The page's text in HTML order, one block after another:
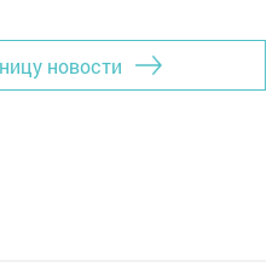
новости